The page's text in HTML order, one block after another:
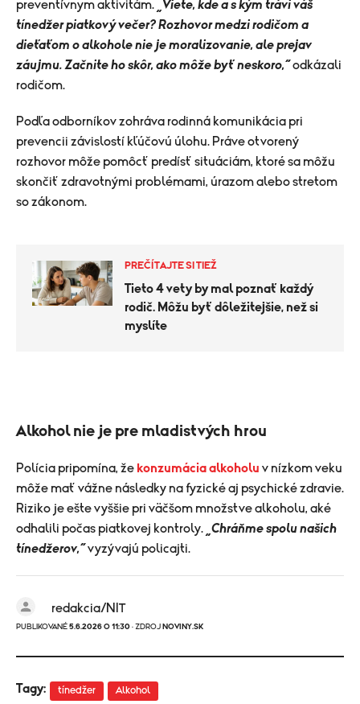
preventívnym aktivitám. „Viete, kde a s kým trávi váš
tínedžer piatkový večer? Rozhovor medzi rodičom a
dieťaťom o alkohole nie je moralizovanie, ale prejav
záujmu. Začnite ho skôr, ako môže byť neskoro,“odkázali
rodičom.
Podľa odborníkov zohráva rodinná komunikácia pri
prevencii závislostí kľúčovú úlohu. Práve otvorený
rozhovor môže pomôcť predísť situáciám, ktoré sa môžu
skončiť zdravotnými problémami, úrazom alebo stretom
so zákonom.
PREČÍTAJTE SI TIEŽ
Tieto 4 vety by mal poznať každý
rodič. Môžu byť dôležitejšie, než si
myslíte
Alkohol nie je pre mladistvých hrou
Polícia pripomína, že konzumácia alkoholu v nízkom veku
môže mať vážne následky na fyzické aj psychické zdravie.
Riziko je ešte vyššie pri väčšom množstve alkoholu, aké
odhalili počas piatkovej kontroly.
„Chráňme spolu našich
tínedžerov,“vyzývajú policajti.
redakcia/NIT
PUBLIKOVANÉ 5.6.2026 O 11:30 · ZDROJ NOVINY.SK
Tagy: tínedžer Alkohol